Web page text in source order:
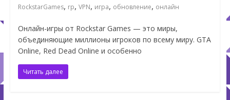
RockstarGames, rp, VPN, игра, обновление, онлайн
Онлайн-игры от Rockstar Games — это миры,
объединяющие миллионы игроков по всему миру. GTA
Online, Red Dead Online и особенно
Читать далее